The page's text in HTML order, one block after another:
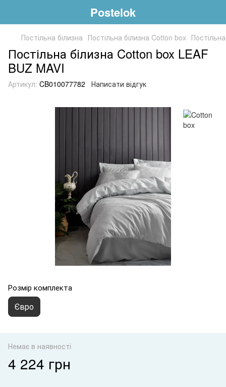
Postelok
Постільна білизна Постільна білизна Cotton box
Постільна білизна Cotton box LEAF
BUZ MAVI
Артикул: CB010077782 Написати відгук
Розмір комплекта
Євро
Немає в наявності
4 224 грн